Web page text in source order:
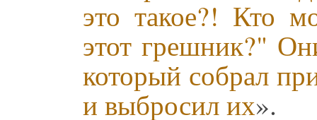
это такое?! Кто
этот грешник?"
который собрал
и выбросил их».